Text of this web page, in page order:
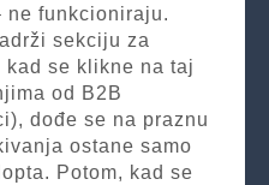
ne funkcioniraju.
sekciju za
se klikne na taj
od B2B
dođe se na praznu
ostane samo
Potom, kad se